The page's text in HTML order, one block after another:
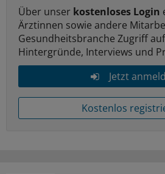
Über unser kostenloses Login
Ärztinnen sowie andere
Gesundheitsbranche Zugriff
Hintergründe, Interviews und
Jetzt
Kostenlos